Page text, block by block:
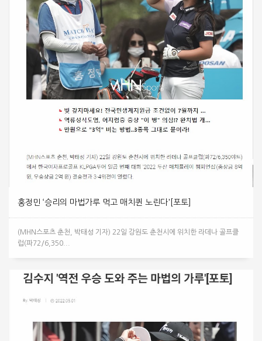
홍정민 ‘승리의 마법가루 먹고 매치퀸 노린다'[포토]
(MHN스포츠 춘천, 박태성 기자) 22일 강원도 춘천시에 위치한 라데나 골프클
럽(파72/6,350...